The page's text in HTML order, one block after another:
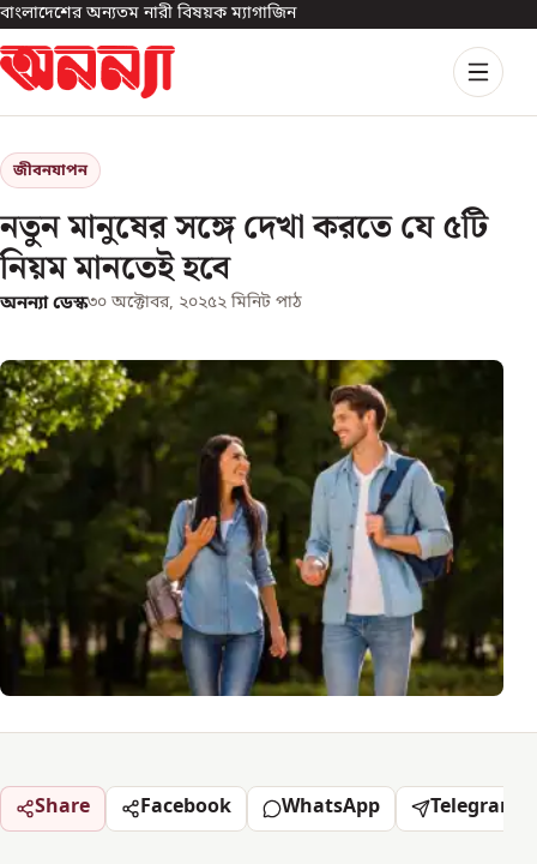
বাংলাদেশের অন্যতম নারী বিষয়ক ম্যাগাজিন
জীবনযাপন
নতুন মানুষের সঙ্গে দেখা করতে যে ৫টি
নিয়ম মানতেই হবে
অনন্যা ডেস্ক৩০ অক্টোবর, ২০২৫২ মিনিট পাঠ
Share Facebook WhatsApp Telegram